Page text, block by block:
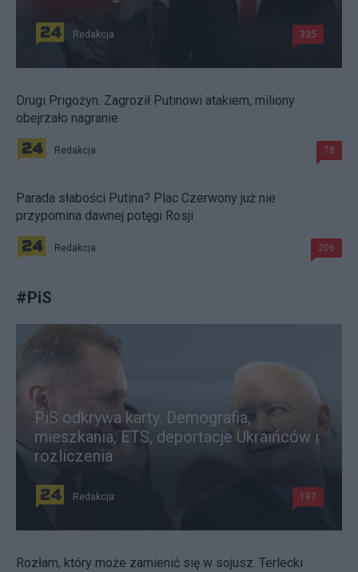
Redakcja 335
Drugi Prigożyn. Zagroził Putinowi atakiem, miliony
obejrzało nagranie
Redakcja 78
Parada słabości Putina? Plac Czerwony już nie
przypomina dawnej potęgi Rosji
Redakcja 206
#PiS
PiS odkrywa karty. Demografia,
mieszkania, ETS, deportacje Ukraińców i
rozliczenia
Redakcja 197
Rozłam, który może zamienić się w sojusz. Terlecki